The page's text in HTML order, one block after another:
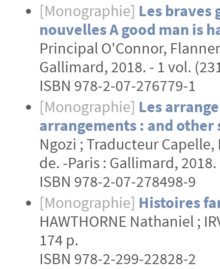
[Monographie] Les braves
nouvelles A good man is
Principal O'Connor,
Gallimard, 2018. - 1 vol.
ISBN 978-2-07-276779-1
[Monographie] Les
arrangements : and other
Ngozi ; Traducteur
de. -Paris : Gallimard,
ISBN 978-2-07-278498-9
[Monographie] Histoires
HAWTHORNE Nathaniel ;
174 p.
ISBN 978-2-299-22828-2